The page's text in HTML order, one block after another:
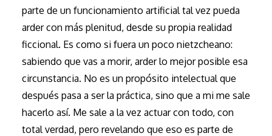
parte de un funcionamiento artificial tal vez pueda
arder con más plenitud, desde su propia realidad
ficcional. Es como si fuera un poco nietzcheano:
sabiendo que vas a morir, arder lo mejor posible esa
circunstancia. No es un propósito intelectual que
después pasa a ser la práctica, sino que a mi me sale
hacerlo así. Me sale a la vez actuar con todo, con
total verdad, pero revelando que eso es parte de